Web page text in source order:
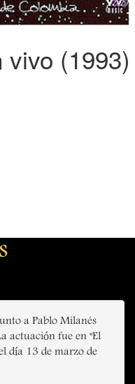
vivo (1993)
a Pablo Milanés
actuación fue en "El
día 13 de marzo de